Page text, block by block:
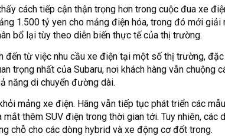
cách tiếp cận thận trọng hơn trong cuộc đua xe
1.500 tỷ yen cho mảng điện hóa, trong đó mới giải
bổ lại tùy theo diễn biến thực tế của thị trường.
đến từ việc nhu cầu xe điện tại một số thị trường,
trọng nhất của Subaru, nơi khách hàng vẫn chuộng
năng di chuyển đường dài.
mảng xe điện. Hãng vẫn tiếp tục phát triển các
mắt thêm SUV điện trong thời gian tới. Tuy nhiên,
chỗ cho các dòng hybrid và xe động cơ đốt trong.